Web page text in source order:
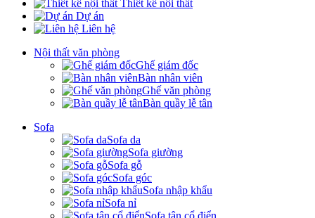
Thiết kế nội thất
Dự án
Liên hệ
Nội thất văn phòng
Ghế giám đốc
Bàn nhân viên
Ghế văn phòng
Bàn quầy lễ tân
Sofa
Sofa da
Sofa giường
Sofa gỗ
Sofa góc
Sofa nhập khẩu
Sofa nỉ